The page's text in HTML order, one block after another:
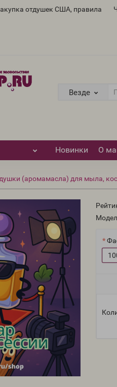
отдушек США, правила
Везде
Новинки О
(аромамасла) для мыла,